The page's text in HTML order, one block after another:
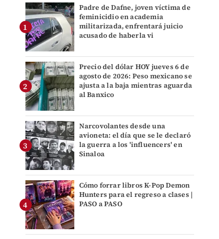
Padre de Dafne, joven víctima de
feminicidio en academia
militarizada, enfrentará juicio
acusado de haberla vi
Precio del dólar HOY jueves 6 de
agosto de 2026: Peso mexicano se
ajusta a la baja mientras aguarda
al Banxico
Narcovolantes desde una
avioneta: el día que se le declaró
la guerra a los 'influencers' en
Sinaloa
Cómo forrar libros K-Pop Demon
Hunters para el regreso a clases |
PASO a PASO